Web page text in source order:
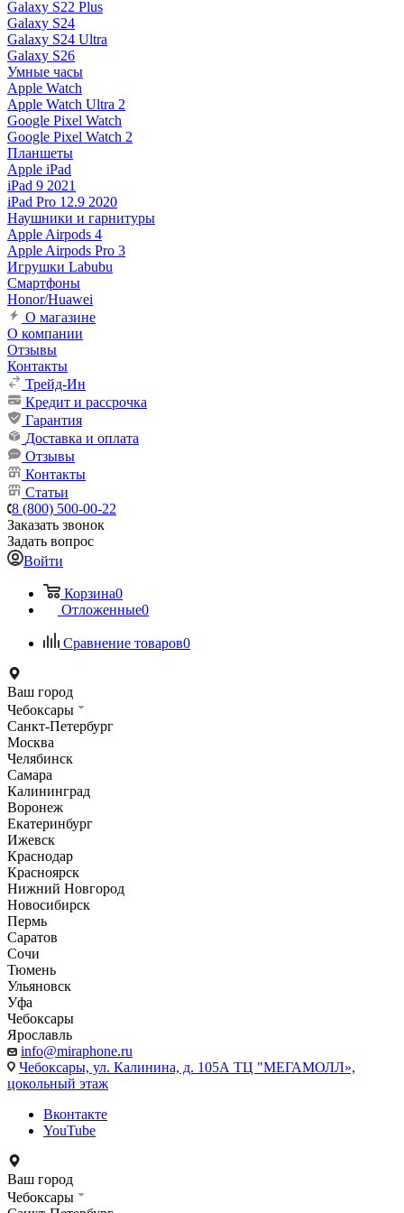
Galaxy S22 Plus
Galaxy S24
Galaxy S24 Ultra
Galaxy S26
Умные часы
Apple Watch
Apple Watch Ultra 2
Google Pixel Watch
Google Pixel Watch 2
Планшеты
Apple iPad
iPad 9 2021
iPad Pro 12.9 2020
Наушники и гарнитуры
Apple Airpods 4
Apple Airpods Pro 3
Игрушки Labubu
Смартфоны
Honor/Huawei
О магазине
О компании
Отзывы
Контакты
Трейд-Ин
Кредит и рассрочка
Гарантия
Доставка и оплата
Отзывы
Контакты
Статьи
8 (800) 500-00-22
Заказать звонок
Задать вопрос
Войти
Корзина0
Отложенные0
Сравнение товаров0
Ваш город
Чебоксары
Санкт-Петербург
Москва
Челябинск
Самара
Калининград
Воронеж
Екатеринбург
Ижевск
Краснодар
Красноярск
Нижний Новгород
Новосибирск
Пермь
Саратов
Сочи
Тюмень
Ульяновск
Уфа
Чебоксары
Ярославль
info@miraphone.ru
Чебоксары, ул. Калинина, д. 105А ТЦ "МЕГАМОЛЛ»,
цокольный этаж
Вконтакте
YouTube
Ваш город
Чебоксары